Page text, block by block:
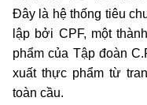
Đây là hệ thống tiêu
lập bởi CPF, một
phẩm của Tập đoàn
xuất thực phẩm từ
toàn cầu.